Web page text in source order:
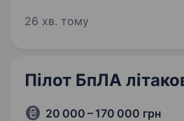
Новостворена бригада,
26 хв. тому
Пілот БпЛА
20 000 – 170 000 грн